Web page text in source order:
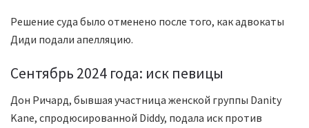
Решение суда было отменено после того, как адвокаты
Диди подали апелляцию.
Сентябрь 2024 года: иск певицы
Дон Ричард, бывшая участница женской группы Danity
Kane, спродюсированной Diddy, подала иск против